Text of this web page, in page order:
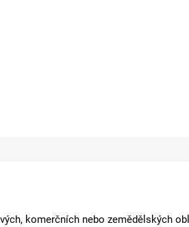
komerčních nebo zemědělských